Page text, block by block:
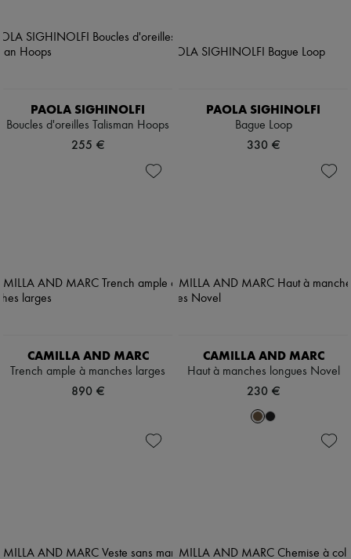
PAOLA SIGHINOLFI
Boucles d'oreilles Talisman Hoops
255 €
PAOLA SIGHINOLFI
Bague Loop
330 €
CAMILLA AND MARC
Trench ample à manches larges
890 €
CAMILLA AND MARC
Haut à manches longues Novel
230 €